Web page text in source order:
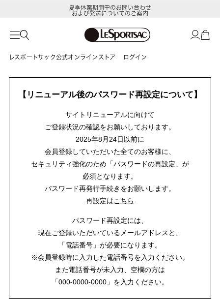
夏季休業期間中のお問い合わせ
および発送についてのご案内
レスポートサック公式オンラインストア ログイン
【リニューアル後のパスワード再設定について】
サイトリニューアルに向けて
ご登録状況の確認をお願いしております。
2025年8月24日以前に
会員登録していただいた全てのお客様に、
セキュリティ強化のため「パスワードの再設定」が
必須となります。
パスワード再発行手続きをお願いします。
再設定はこちら
パスワード再設定には、
現在ご登録いただいているメールアドレスと、
「電話番号」が必要になります。
※会員登録時に入力した電話番号を入力ください。
また電話番号が未入力、空欄の方は
「000-0000-0000」を入力ください。